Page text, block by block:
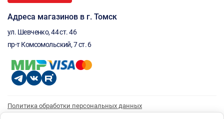
Адреса магазинов в г. Томск
ул. Шевченко, 44 ст. 46
пр-т Комсомольский, 7 ст. 6
Политика обработки персональных данных